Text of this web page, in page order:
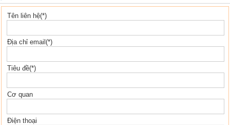
Tên liên hệ(*)
Địa chỉ email(*)
Tiêu đề(*)
Cơ quan
Điện thoại